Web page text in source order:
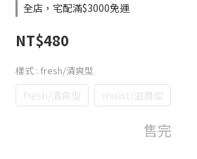
全店，宅配滿$3000免運
NT$480
樣式 : fresh/清爽型
fresh/清爽型 moist/滋潤型
售完